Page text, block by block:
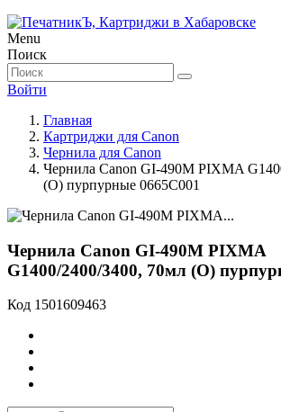
Menu
Поиск
Войти
Главная
Картриджи для Canon
Чернила для Canon
Чернила Canon GI-490M PIXMA
(О) пурпурные 0665C001
Чернила Canon GI-490M PIXMA
G1400/2400/3400, 70мл (О)
Код 1501609463